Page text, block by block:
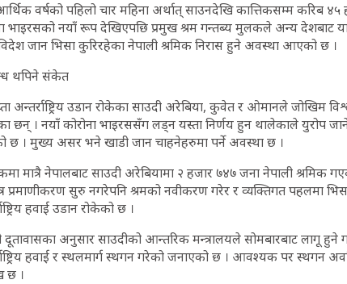
वर्षको पहिलो चार महिना अर्थात् साउनदेखि कात्तिकसम्म करिब ४५
भाइरसको नयाँ रूप देखिएपछि प्रमुख श्रम गन्तब्य मुलकले अन्य देशबाट
जान भिसा कुरिरहेका नेपाली श्रमिक निरास हुने अवस्था आएको छ ।
थपिने संकेत
अन्तर्राष्ट्रिय उडान रोकेका साउदी अरेबिया, कुवेत र ओमानले जोखिम
छन् । नयाँ कोरोना भाइरससँग लड्न यस्ता निर्णय हुन थालेकाले युरोप जाने
छ । मुख्य असर भने खाडी जान चाहनेहरुमा पर्ने अवस्था छ ।
मात्रै नेपालबाट साउदी अरेबियामा २ हजार ७४७ जना नेपाली श्रमिक
प्रमाणीकरण सुरु नगरेपनि श्रमको नवीकरण गरेर र व्यक्तिगत पहलमा
हवाई उडान रोकेको छ ।
दूतावासका अनुसार साउदीको आन्तरिक मन्त्रालयले सोमबारबाट लागू हुने
हवाई र स्थलमार्ग स्थगन गरेको जनाएको छ । आवश्यक पर स्थगन
छ ।